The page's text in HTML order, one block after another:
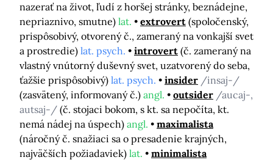
nazerať na život, ľudí z horšej stránky, beznádejne,
nepriaznivo, smutne) lat. extrovert (spoločenský,
prispôsobivý, otvorený č., zameraný na vonkajší svet
a prostredie) lat. psych. introvert (č. zameraný na
vlastný vnútorný duševný svet, uzatvorený do seba,
ťažšie prispôsobivý) lat. psych. insider /insaj-/
(zasvätený, informovaný č.) angl. outsider /aucaj-,
autsaj-/ (č. stojaci bokom, s kt. sa nepočíta, kt.
nemá nádej na úspech) angl.
maximalista
(náročný č. snažiaci sa o presadenie krajných,
najväčších požiadaviek) lat.
minimalista